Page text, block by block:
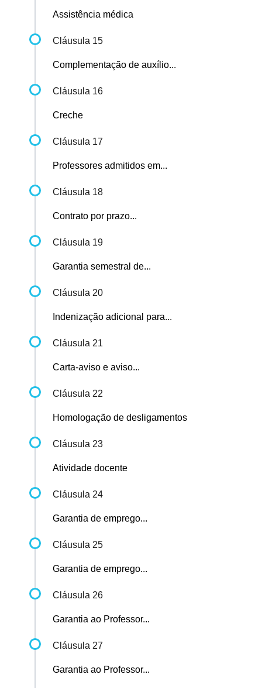
Assistência médica
Cláusula 15
Complementação de auxílio...
Cláusula 16
Creche
Cláusula 17
Professores admitidos em...
Cláusula 18
Contrato por prazo...
Cláusula 19
Garantia semestral de...
Cláusula 20
Indenização adicional para...
Cláusula 21
Carta-aviso e aviso...
Cláusula 22
Homologação de desligamentos
Cláusula 23
Atividade docente
Cláusula 24
Garantia de emprego...
Cláusula 25
Garantia de emprego...
Cláusula 26
Garantia ao Professor...
Cláusula 27
Garantia ao Professor...